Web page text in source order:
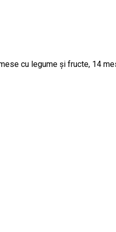
cu legume și fructe, 14